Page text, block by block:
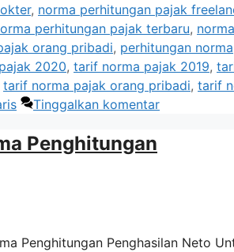
, norma perhitungan pajak
perhitungan pajak terbaru, norma
orang pribadi, perhitungan norma
2020, tarif norma pajak 2019,
tarif norma pajak orang pribadi, tarif
Tinggalkan komentar
Penghitungan
Penghitungan Penghasilan Neto